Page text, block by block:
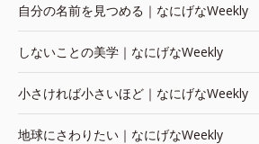
自分の名前を見つめる｜なにげなWeekly
しないことの美学｜なにげなWeekly
小さければ小さいほど｜なにげなWeekly
地球にさわりたい｜なにげなWeekly